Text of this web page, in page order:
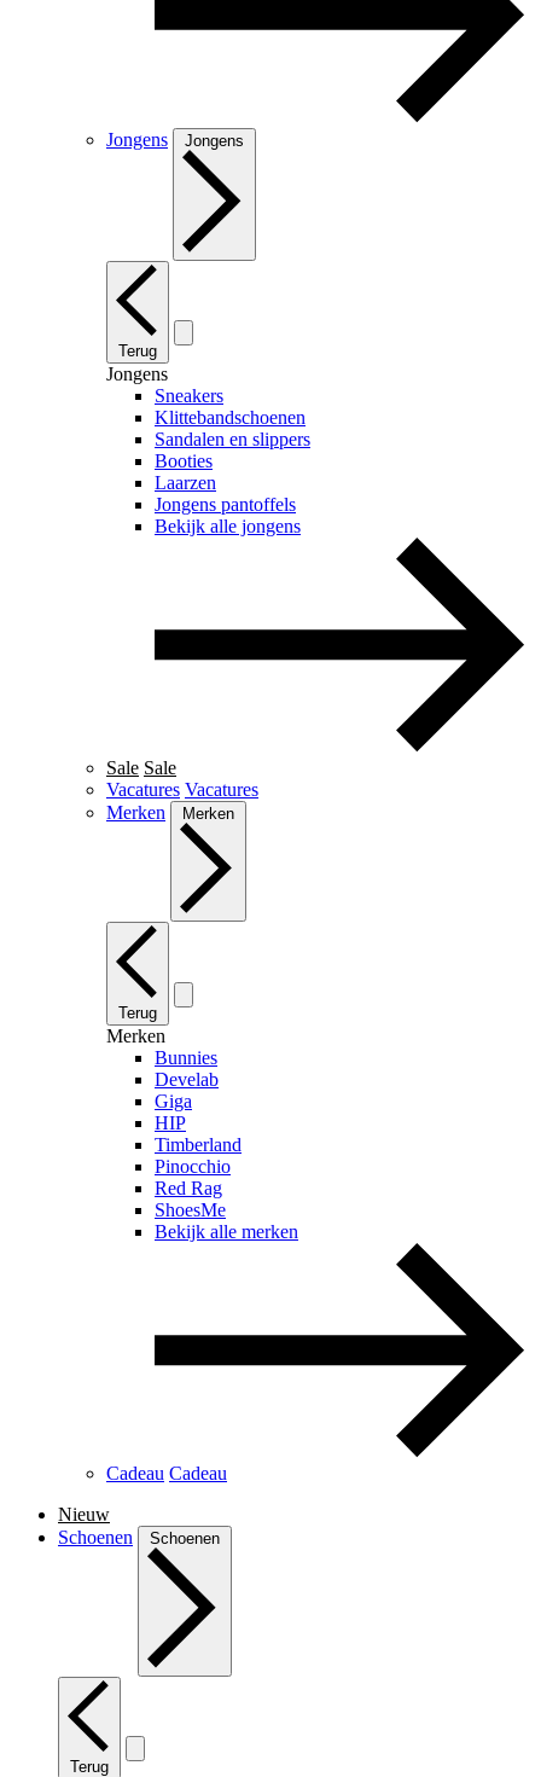
Jongens Jongens
Terug
Jongens
Sneakers
Klittebandschoenen
Sandalen en slippers
Booties
Laarzen
Jongens pantoffels
Bekijk alle jongens
Sale Sale
Vacatures Vacatures
Merken
Merken
Terug
Merken
Bunnies
Develab
Giga
HIP
Timberland
Pinocchio
Red Rag
ShoesMe
Bekijk alle merken
Cadeau Cadeau
Nieuw
Schoenen
Schoenen
Terug